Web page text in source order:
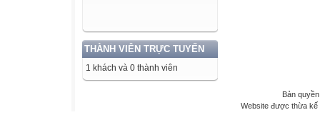
THÀNH VIÊN TRỰC TUYẾN
1 khách và 0 thành viên
Bản
Website được thừa